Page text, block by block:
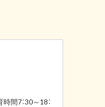
間7：30～18：